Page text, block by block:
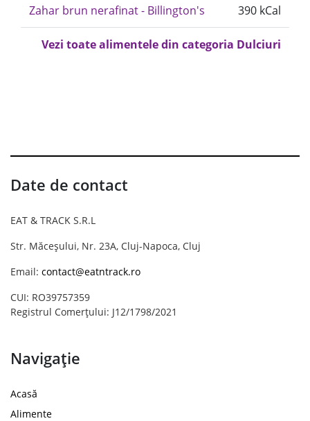
Zahar brun nerafinat - Billington's 390 kCal
Vezi toate alimentele din categoria Dulciuri
Date de contact
EAT & TRACK S.R.L
Str. Măceșului, Nr. 23A, Cluj-Napoca, Cluj
Email: contact@eatntrack.ro
CUI: RO39757359
Registrul Comerțului: J12/1798/2021
Navigație
Acasă
Alimente